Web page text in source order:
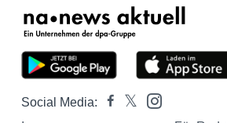
Social Media: